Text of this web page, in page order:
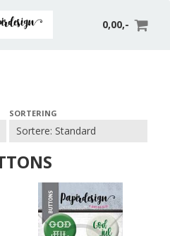
0,00,-
SORTERING